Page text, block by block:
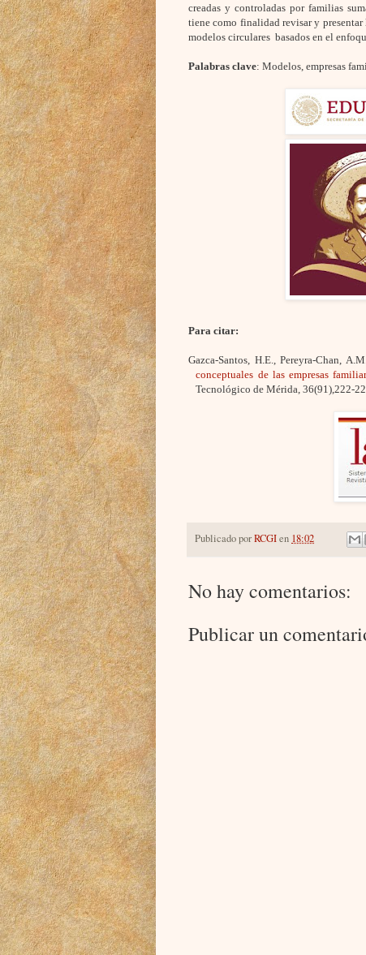
creadas y controladas por familias
tiene como finalidad revisar y
modelos circulares basados en el
Palabras clave: Modelos, empresas
Para citar:
Gazca-Santos, H.E., Pereyra-Chan,
conceptuales de las empresas
Tecnológico de Mérida, 36(91),222-
Publicado porRCGIen 18:02
No hay comentarios:
Publicar un